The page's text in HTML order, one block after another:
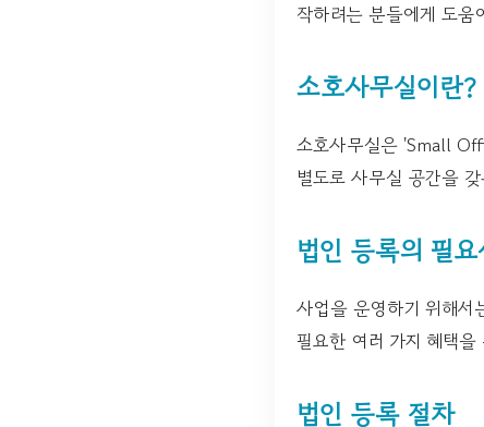
작하려는 분들에게 도
소호사무실이란?
소호사무실은 'Small
별도로 사무실 공간을
법인 등록의 필요
사업을 운영하기 위해
필요한 여러 가지 혜택
법인 등록 절차